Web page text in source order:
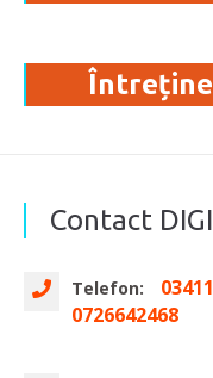
Contact
Telefon:
0726642468